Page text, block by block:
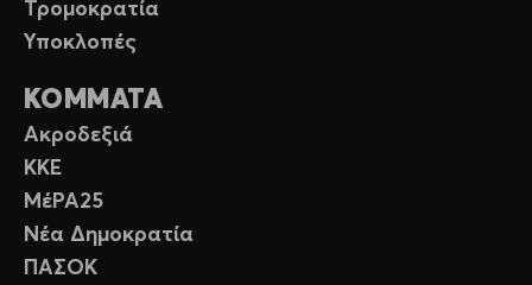
Τρομοκρατία
Υποκλοπές
ΚΟΜΜΑΤΑ
Ακροδεξιά
ΚΚΕ
ΜέΡΑ25
Νέα Δημοκρατία
ΠΑΣΟΚ